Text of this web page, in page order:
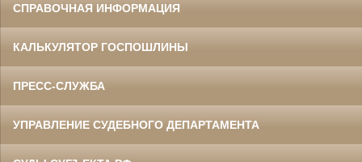
СПРАВОЧНАЯ ИНФОРМАЦИЯ
КАЛЬКУЛЯТОР ГОСПОШЛИНЫ
ПРЕСС-СЛУЖБА
УПРАВЛЕНИЕ СУДЕБНОГО ДЕПАРТАМЕНТА